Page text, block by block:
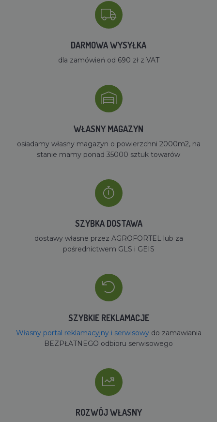
DARMOWA WYSYŁKA
dla zamówień od 690 zł z VAT
WŁASNY MAGAZYN
osiadamy własny magazyn o powierzchni 2000m2, na
stanie mamy ponad 35000 sztuk towarów
SZYBKA DOSTAWA
dostawy własne przez AGROFORTEL lub za
pośrednictwem GLS i GEIS
SZYBKIE REKLAMACJE
Własny portal reklamacyjny i serwisowydo zamawiania
BEZPŁATNEGO odbioru serwisowego
ROZWÓJ WŁASNY